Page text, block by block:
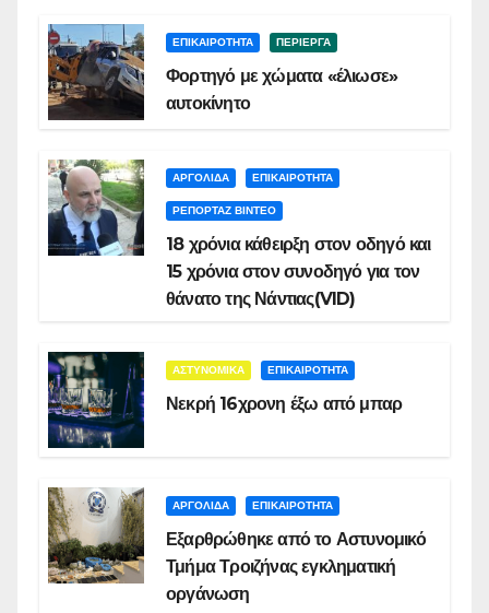
ΕΠΙΚΑΙΡΟΤΗΤΑ ΠΕΡΙΕΡΓΑ
Φορτηγό με χώματα «έλιωσε»
αυτοκίνητο
ΑΡΓΟΛΙΔΑ ΕΠΙΚΑΙΡΟΤΗΤΑ
ΡΕΠΟΡΤΑΖ ΒΙΝΤΕΟ
18 χρόνια κάθειρξη στον οδηγό και
15 χρόνια στον συνοδηγό για τον
θάνατο της Νάντιας(VID)
ΑΣΤΥΝΟΜΙΚΑ ΕΠΙΚΑΙΡΟΤΗΤΑ
Νεκρή 16χρονη έξω από μπαρ
ΑΡΓΟΛΙΔΑ ΕΠΙΚΑΙΡΟΤΗΤΑ
Εξαρθρώθηκε από το Αστυνομικό
Τμήμα Τροιζήνας εγκληματική
οργάνωση